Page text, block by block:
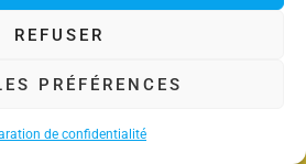
REFUSER
PRÉFÉRENCES
de confidentialité